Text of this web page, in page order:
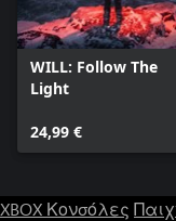
WILL: Follow The
Light
24,99 €
XBOX Κονσόλες